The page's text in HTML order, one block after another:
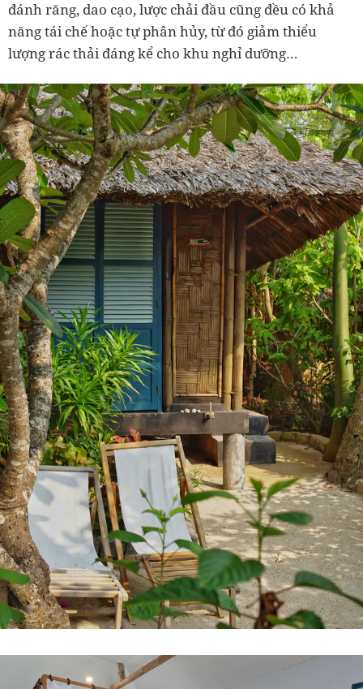
đánh răng, dao cạo, lược chải đầu cũng đều có khả
năng tái chế hoặc tự phân hủy, từ đó giảm thiểu
lượng rác thải đáng kể cho khu nghỉ dưỡng…